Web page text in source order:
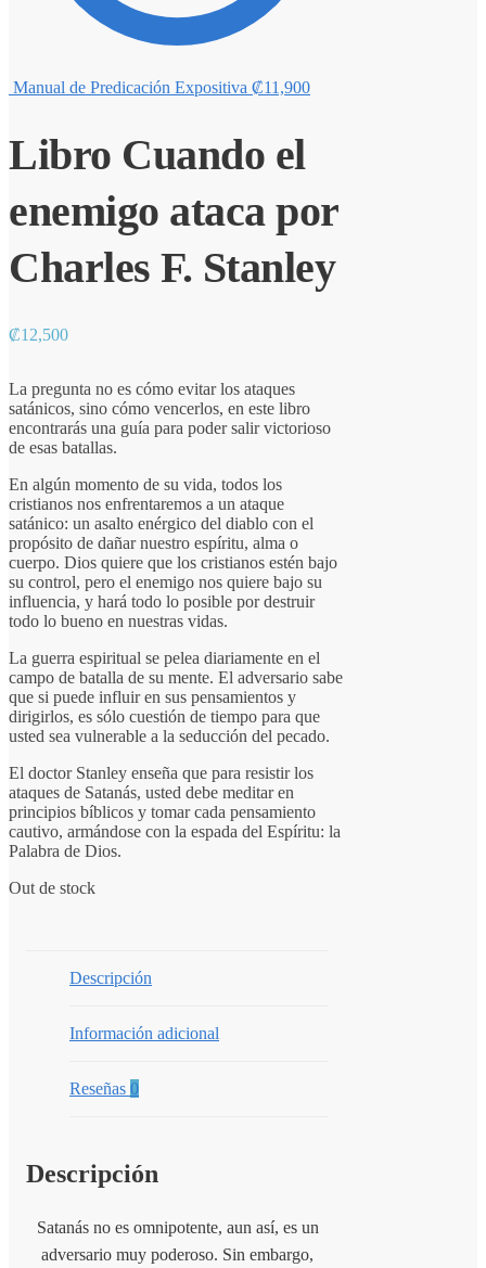
Manual de Predicación Expositiva ₡11,900
Libro Cuando el
enemigo ataca por
Charles F. Stanley
₡12,500
La pregunta no es cómo evitar los ataques
satánicos, sino cómo vencerlos, en este libro
encontrarás una guía para poder salir victorioso
de esas batallas.
En algún momento de su vida, todos los
cristianos nos enfrentaremos a un ataque
satánico: un asalto enérgico del diablo con el
propósito de dañar nuestro espíritu, alma o
cuerpo. Dios quiere que los cristianos estén bajo
su control, pero el enemigo nos quiere bajo su
influencia, y hará todo lo posible por destruir
todo lo bueno en nuestras vidas.
La guerra espiritual se pelea diariamente en el
campo de batalla de su mente. El adversario sabe
que si puede influir en sus pensamientos y
dirigirlos, es sólo cuestión de tiempo para que
usted sea vulnerable a la seducción del pecado.
El doctor Stanley enseña que para resistir los
ataques de Satanás, usted debe meditar en
principios bíblicos y tomar cada pensamiento
cautivo, armándose con la espada del Espíritu: la
Palabra de Dios.
Out de stock
Descripción
Información adicional
Reseñas 0
Descripción
Satanás no es omnipotente, aun así, es un
adversario muy poderoso. Sin embargo,